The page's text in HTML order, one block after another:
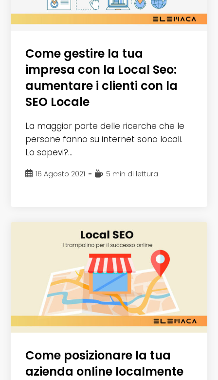
Come gestire la tua
impresa con la Local Seo:
aumentare i clienti con la
SEO Locale
La maggior parte delle ricerche che le
persone fanno su internet sono locali.
Lo sapevi?…
Articolo
16 Agosto 2021
Tempo5 min di lettura
Come posizionare la tua
azienda online localmente